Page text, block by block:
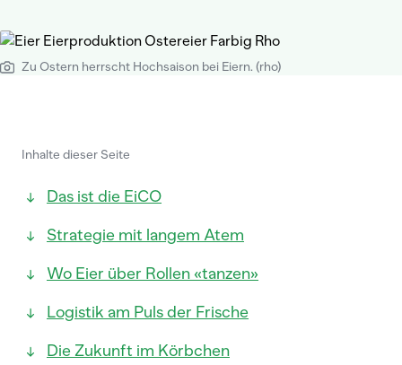
Zu Ostern herrscht Hochsaison bei Eiern. (rho)
Inhalte dieser Seite
Das ist die EiCO
Strategie mit langem Atem
Wo Eier über Rollen «tanzen»
Logistik am Puls der Frische
Die Zukunft im Körbchen